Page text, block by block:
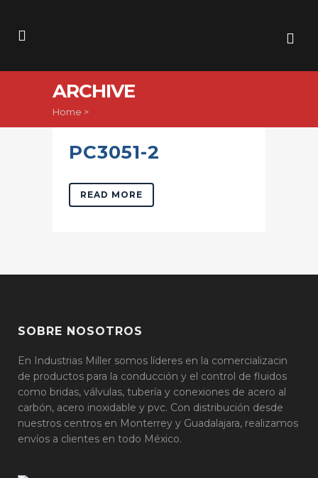
ARCHIVE
Home >
PC3051-2
READ MORE
SOBRE NOSOTROS
En Industrias Miller somos líderes en la comercializacin
de productos para la conducción y el control de fluidos
como bridas, válvulas, tubería y conexiones de acero al
carbón, acero inoxidable y pvc. Con distribución desde
nuestros centros en Monterrey y Guadalajara, realizamos
envíos a clientes en todo México.